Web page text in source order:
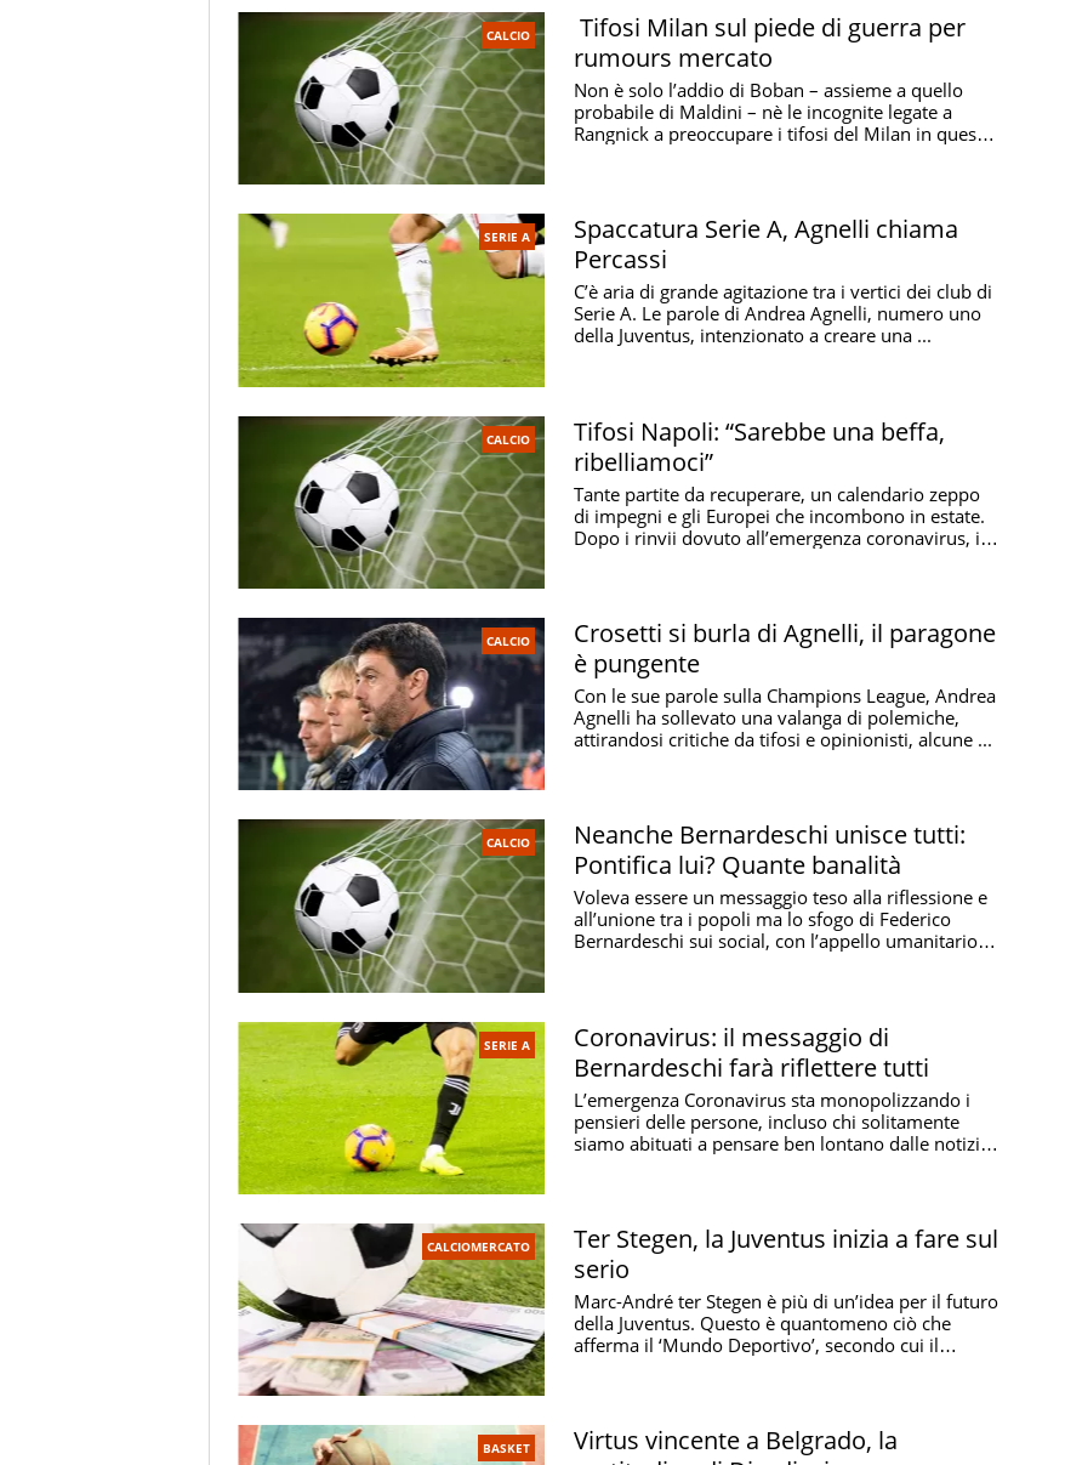
CALCIO
Tifosi Milan sul piede di guerra per
rumours mercato
Non è solo l’addio di Boban – assieme a quello
probabile di Maldini – nè le incognite legate a
Rangnick a preoccupare i tifosi del Milan in questi
SERIE A
Spaccatura Serie A, Agnelli chiama
Percassi
C’è aria di grande agitazione tra i vertici dei club di
Serie A. Le parole di Andrea Agnelli, numero uno
della Juventus, intenzionato a creare una ...
CALCIO
Tifosi Napoli: “Sarebbe una beffa,
ribelliamoci”
Tante partite da recuperare, un calendario zeppo
di impegni e gli Europei che incombono in estate.
Dopo i rinvii dovuto all’emergenza coronavirus, il
CALCIO
Crosetti si burla di Agnelli, il paragone
è pungente
Con le sue parole sulla Champions League, Andrea
Agnelli ha sollevato una valanga di polemiche,
attirandosi critiche da tifosi e opinionisti, alcune ...
CALCIO
Neanche Bernardeschi unisce tutti:
Pontifica lui? Quante banalità
Voleva essere un messaggio teso alla riflessione e
all’unione tra i popoli ma lo sfogo di Federico
Bernardeschi sui social, con l’appello umanitario a
SERIE A
Coronavirus: il messaggio di
Bernardeschi farà riflettere tutti
L’emergenza Coronavirus sta monopolizzando i
pensieri delle persone, incluso chi solitamente
siamo abituati a pensare ben lontano dalle notizie
CALCIOMERCATO
Ter Stegen, la Juventus inizia a fare sul
serio
Marc-André ter Stegen è più di un’idea per il futuro
della Juventus. Questo è quantomeno ciò che
afferma il ‘Mundo Deportivo’, secondo cui il
BASKET
Virtus vincente a Belgrado, la